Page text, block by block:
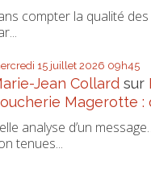
compter la qualité
15 juillet 2026 09h45
Jean Collard sur
Magerotte :
analyse d’un
tenues...